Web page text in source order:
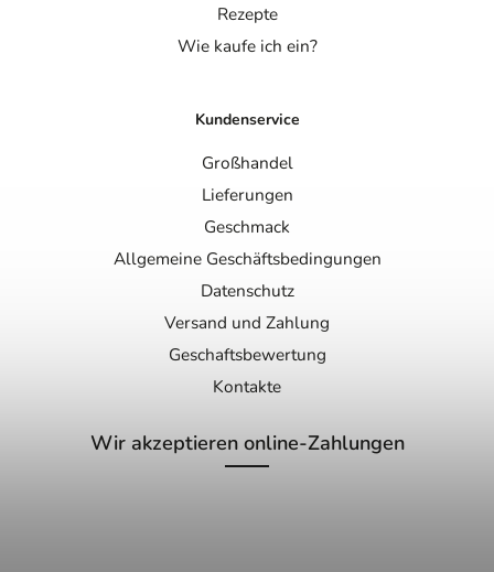
Rezepte
Wie kaufe ich ein?
Kundenservice
Großhandel
Lieferungen
Geschmack
Allgemeine Geschäftsbedingungen
Datenschutz
Versand und Zahlung
Geschaftsbewertung
Kontakte
Wir akzeptieren online-Zahlungen